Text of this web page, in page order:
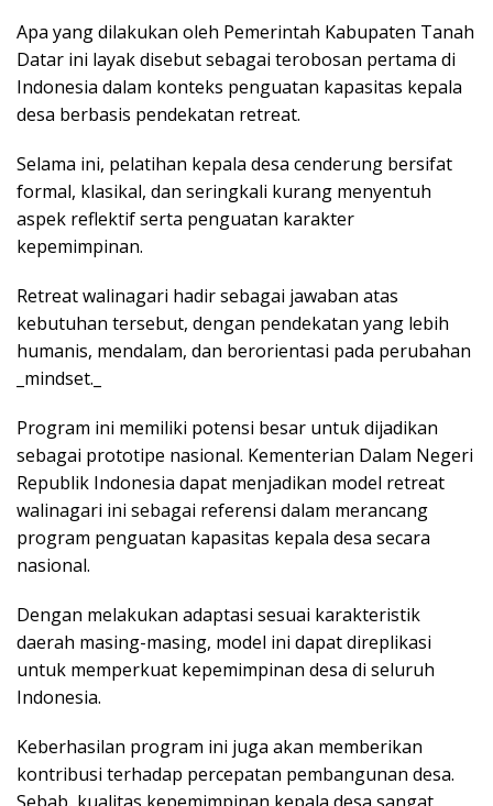
Apa yang dilakukan oleh Pemerintah Kabupaten Tanah
Datar ini layak disebut sebagai terobosan pertama di
Indonesia dalam konteks penguatan kapasitas kepala
desa berbasis pendekatan retreat.
Selama ini, pelatihan kepala desa cenderung bersifat
formal, klasikal, dan seringkali kurang menyentuh
aspek reflektif serta penguatan karakter
kepemimpinan.
Retreat walinagari hadir sebagai jawaban atas
kebutuhan tersebut, dengan pendekatan yang lebih
humanis, mendalam, dan berorientasi pada perubahan
_mindset._
Program ini memiliki potensi besar untuk dijadikan
sebagai prototipe nasional. Kementerian Dalam Negeri
Republik Indonesia dapat menjadikan model retreat
walinagari ini sebagai referensi dalam merancang
program penguatan kapasitas kepala desa secara
nasional.
Dengan melakukan adaptasi sesuai karakteristik
daerah masing-masing, model ini dapat direplikasi
untuk memperkuat kepemimpinan desa di seluruh
Indonesia.
Keberhasilan program ini juga akan memberikan
kontribusi terhadap percepatan pembangunan desa.